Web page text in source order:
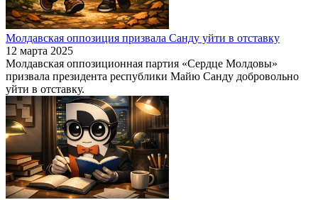
Молдавская оппозиция призвала Санду уйти в отставку
12 марта 2025
Молдавская оппозиционная партия «Сердце Молдовы»
призвала президента республики Майю Санду добровольно
уйти в отставку.